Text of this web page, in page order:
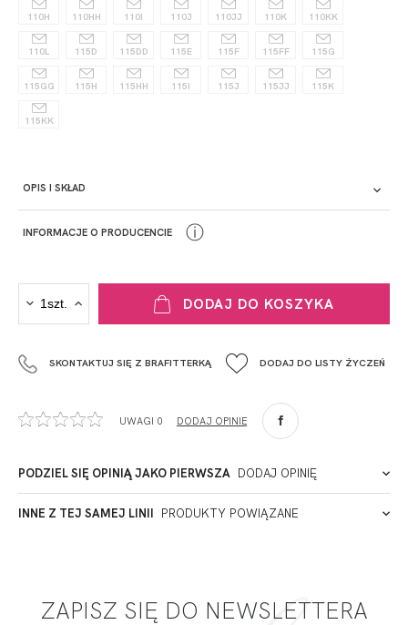
110H 110HH 110I 110J 110JJ 110K 110KK
110L 115D 115DD 115E 115F 115FF 115G
115GG 115H 115HH 115I 115J 115JJ 115K
115KK
OPIS I SKŁAD
INFORMACJE O PRODUCENCIE
Fashiontex Group Sp.z o.o. Spółka komandytowa
+48 42 719 43 15
90-057
Polska
ADRES PUNKTU KONTAKTOWEGO
ⓘ
DODAJ DO KOSZYKA
SKONTAKTUJ SIĘ Z BRAFITTERKĄ DODAJ DO LISTY ŻYCZEŃ
UWAGI 0 DODAJ OPINIĘ
PODZIEL SIĘ OPINIĄ JAKO PIERWSZA DODAJ OPINIĘ
Miałeś już kontakt z naszym produktem? Zostaw opinię
INNE Z TEJ SAMEJ LINII PRODUKTY POWIĄZANE
ZAPISZ SIĘ DO NEWSLETTERA